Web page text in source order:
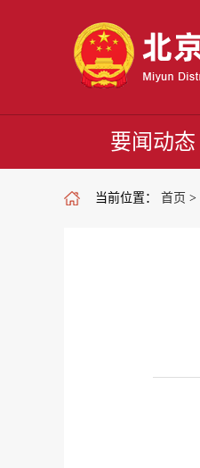
要闻动态
当前位置： 首页 >